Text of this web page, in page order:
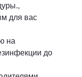
для вас
на
до